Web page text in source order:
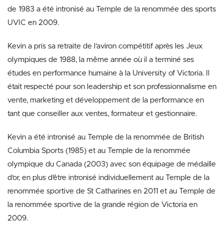
de 1983 a été intronisé au Temple de la renommée des sports
UVIC en 2009.
Kevin a pris sa retraite de l’aviron compétitif après les Jeux
olympiques de 1988, la même année où il a terminé ses
études en performance humaine à la University of Victoria. Il
était respecté pour son leadership et son professionnalisme en
vente, marketing et développement de la performance en
tant que conseiller aux ventes, formateur et gestionnaire.
Kevin a été intronisé au Temple de la renommée de British
Columbia Sports (1985) et au Temple de la renommée
olympique du Canada (2003) avec son équipage de médaille
d’or, en plus d’être intronisé individuellement au Temple de la
renommée sportive de St Catharines en 2011 et au Temple de
la renommée sportive de la grande région de Victoria en
2009.